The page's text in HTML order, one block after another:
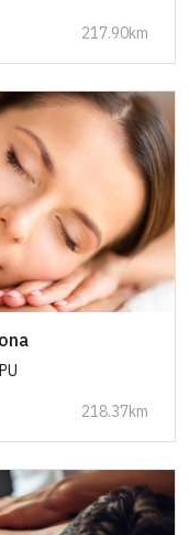
217.90km
218.37km